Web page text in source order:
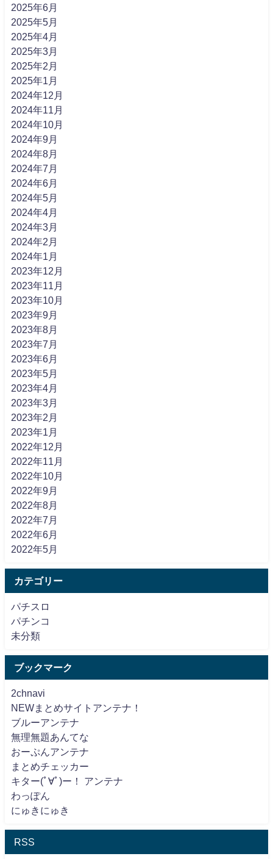
2025年6月
2025年5月
2025年4月
2025年3月
2025年2月
2025年1月
2024年12月
2024年11月
2024年10月
2024年9月
2024年8月
2024年7月
2024年6月
2024年5月
2024年4月
2024年3月
2024年2月
2024年1月
2023年12月
2023年11月
2023年10月
2023年9月
2023年8月
2023年7月
2023年6月
2023年5月
2023年4月
2023年3月
2023年2月
2023年1月
2022年12月
2022年11月
2022年10月
2022年9月
2022年8月
2022年7月
2022年6月
2022年5月
カテゴリー
パチスロ
パチンコ
未分類
ブックマーク
2chnavi
NEWまとめサイトアンテナ！
ブルーアンテナ
無理無題あんてな
おーぷんアンテナ
まとめチェッカー
キター(ﾟ∀ﾟ)ー！ アンテナ
わっぽん
にゅきにゅき
RSS